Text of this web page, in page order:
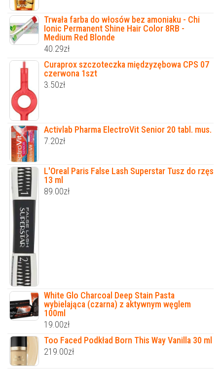
Trwała farba do włosów bez amoniaku - Chi
Ionic Permanent Shine Hair Color 8RB -
Medium Red Blonde
40.29zł
Curaprox szczoteczka międzyzębowa CPS 07
czerwona 1szt
3.50zł
Activlab Pharma ElectroVit Senior 20 tabl. mus.
7.20zł
L'Oreal Paris False Lash Superstar Tusz do rzęs
13 ml
89.00zł
White Glo Charcoal Deep Stain Pasta
wybielająca (czarna) z aktywnym węglem
100ml
19.00zł
Too Faced Podkład Born This Way Vanilla 30 ml
219.00zł